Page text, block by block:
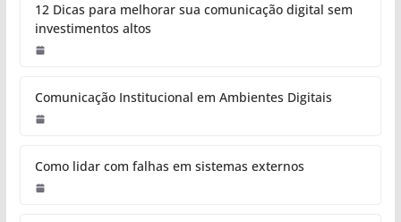
12 Dicas para melhorar sua comunicação digital sem
investimentos altos
Comunicação Institucional em Ambientes Digitais
Como lidar com falhas em sistemas externos